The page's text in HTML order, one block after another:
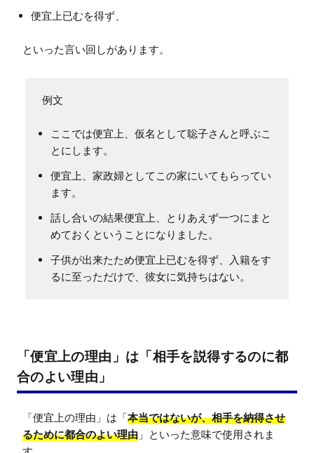
便宜上已むを得ず、
ここでは便宜上、仮名として聡子さんと呼ぶこ
とにします。
便宜上、家政婦としてこの家にいてもらってい
ます。
話し合いの結果便宜上、とりあえず一つにまと
めておくということになりました。
子供が出来たため便宜上已むを得ず、入籍をす
るに至っただけで、彼女に気持ちはない。
「便宜上の理由」は「相手を説得するのに都
合のよい理由」
「便宜上の理由」は「本当ではないが、相手を納得させ
るために都合のよい理由 」といった意味で使用されま